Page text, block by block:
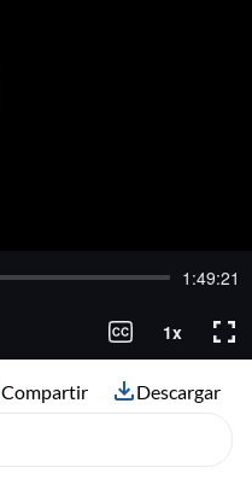
Compartir Descargar